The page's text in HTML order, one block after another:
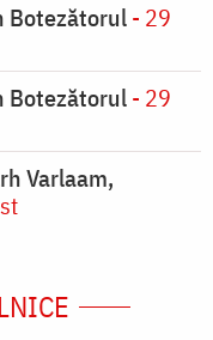
Botezătorul- 29
Botezătorul- 29
Varlaam,